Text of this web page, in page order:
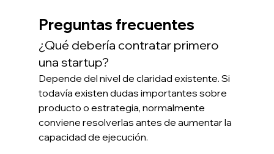
Preguntas frecuentes
¿Qué debería contratar primero
una startup?
Depende del nivel de claridad existente. Si
todavía existen dudas importantes sobre
producto o estrategia, normalmente
conviene resolverlas antes de aumentar la
capacidad de ejecución.